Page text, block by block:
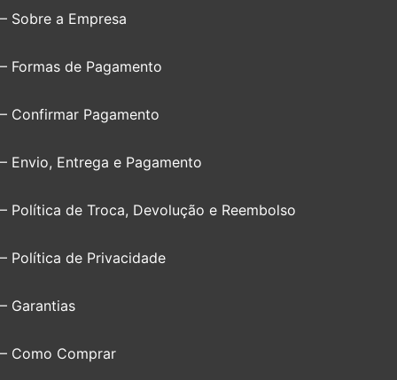
– Sobre a Empresa
– Formas de Pagamento
– Confirmar Pagamento
– Envio, Entrega e Pagamento
– Política de Troca, Devolução e Reembolso
– Política de Privacidade
– Garantias
– Como Comprar